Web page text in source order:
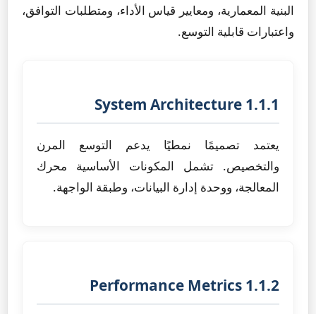
البنية المعمارية، ومعايير قياس الأداء، ومتطلبات التوافق،
واعتبارات قابلية التوسع.
1.1.1 System Architecture
يعتمد تصميمًا نمطيًا يدعم التوسع المرن
والتخصيص. تشمل المكونات الأساسية محرك
المعالجة، ووحدة إدارة البيانات، وطبقة الواجهة.
1.1.2 Performance Metrics